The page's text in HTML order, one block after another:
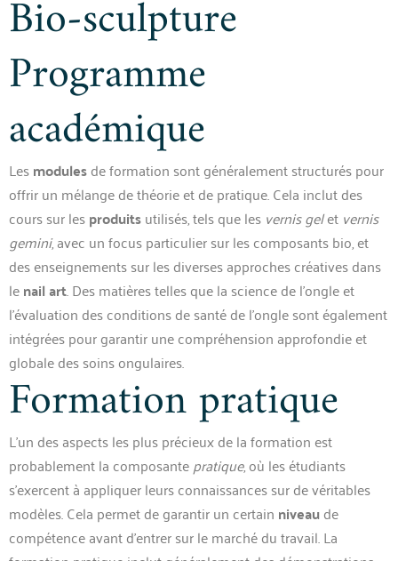
Bio-sculpture
Programme
académique
Lesmodulesde formation sont généralement structurés pour
offrir un mélange de théorie et de pratique. Cela inclut des
cours sur lesproduitsutilisés, tels que les vernis gelet vernis
gemini, avec un focus particulier sur les composants bio, et
des enseignements sur les diverses approches créatives dans
lenail art. Des matières telles que la science de l’ongle et
l’évaluation des conditions de santé de l’ongle sont également
intégrées pour garantir une compréhension approfondie et
globale des soins ongulaires.
Formation pratique
L’un des aspects les plus précieux de la formation est
probablement la composantepratique, où les étudiants
s’exercent à appliquer leurs connaissances sur de véritables
modèles. Cela permet de garantir un certain niveaude
compétence avant d’entrer sur le marché du travail. La